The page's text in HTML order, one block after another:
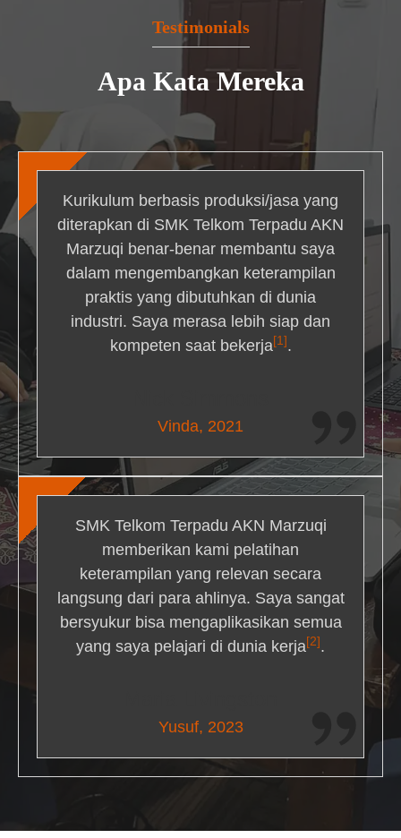
Testimonials
Apa Kata Mereka
Kurikulum berbasis produksi/jasa yang
diterapkan di SMK Telkom Terpadu AKN
Marzuqi benar-benar membantu saya
dalam mengembangkan keterampilan
praktis yang dibutuhkan di dunia
industri. Saya merasa lebih siap dan
kompeten saat bekerja[1] .
Vinda, 2021
SMK Telkom Terpadu AKN Marzuqi
memberikan kami pelatihan
keterampilan yang relevan secara
langsung dari para ahlinya. Saya sangat
bersyukur bisa mengaplikasikan semua
yang saya pelajari di dunia kerja[2] .
Yusuf, 2023